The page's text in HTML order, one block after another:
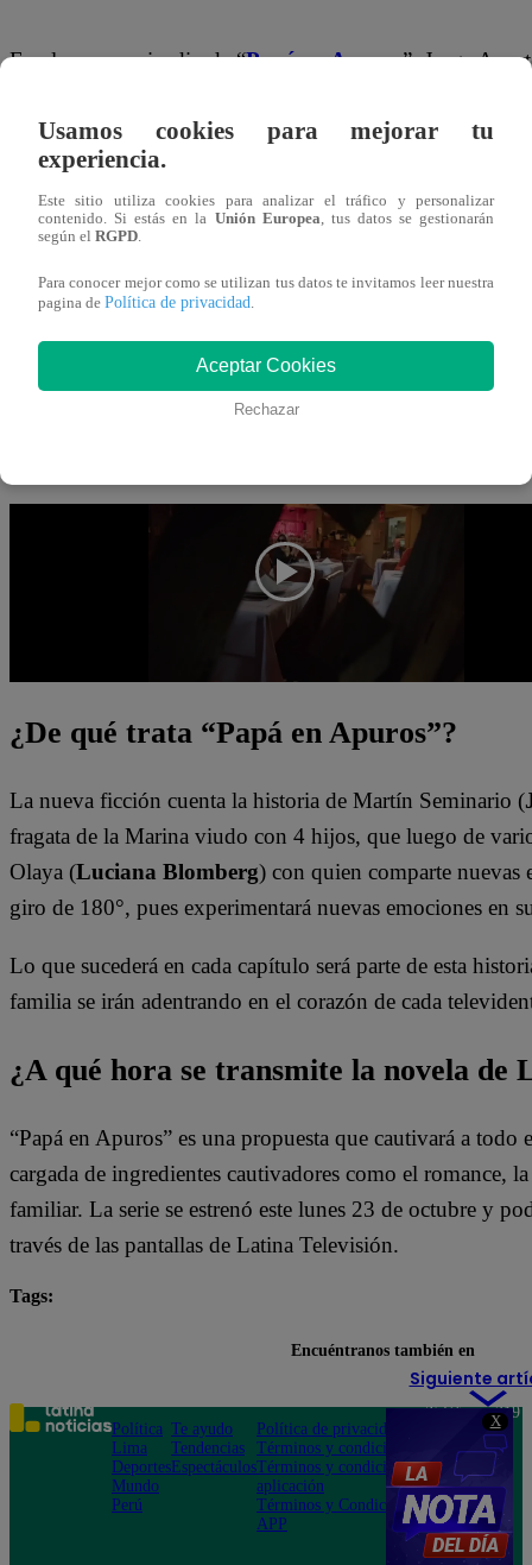
X
En el nuevo episodio de “Papá en Apuros”, Jorge
para que no le confiese nada al capitán de fragata.
“No vuelvas a intentar decirle a Martín que este hijo
embarazada. Jorge trató de justificarse al señalar que
siempre soñó y yo le voy a dar esa familia”
Sin embargo, Jorge le confesó que no se encuentra
merece que sea honesto. Me estoy volviendo loco.
¿De qué trata “Papá en Apuros”?
La nueva ficción cuenta la historia de Martín Seminario (
fragata de la Marina viudo con 4 hijos, que luego de
Olaya (Luciana Blomberg) con quien comparte nuevas
giro de 180°, pues experimentará nuevas emociones en
Lo que sucederá en cada capítulo será parte de esta
familia se irán adentrando en el corazón de cada
¿A qué hora se transmite la novela de
“Papá en Apuros” es una propuesta que cautivará a
cargada de ingredientes cautivadores como el romance,
familiar. La serie se estrenó este lunes 23 de octubre y
través de las pantallas de Latina Televisión.
Tags:
Siguiente
Usamos cookies para mejorar tu
experiencia.
Este sitio utiliza cookies para analizar el tráfico y personalizar
contenido. Si estás en la Unión Europea , tus datos se gestionarán
según el RGPD
Para conocer mejor como se utilizan tus datos te invitamos leer nuestra
pagina de Política de privacidad
Aceptar Cookies
Rechazar
Encuéntranos también en
Política
Lima
Deportes
Mundo
Perú
Te ayudo
Tendencias
Espectáculos
Política de privacidad
Términos y condiciones
Términos y condiciones
aplicación
Términos y Condiciones
APP
Teléfono: 219
Av. San
Felipe 968
Jesús María